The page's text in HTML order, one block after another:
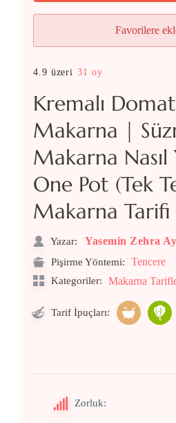
Favorilere
4.9 üzeri 31 oy
Kremalı
Makarna |
Makarna Nasıl
One Pot (Tek
Makarna Tarifi
Yazar: Yasemin Zehra
Pişirme Yöntemi: Tencere
Kategoriler: Makarna
Tarif İpuçları:
Zorluk: